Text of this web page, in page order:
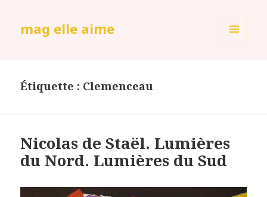
mag elle aime
Étiquette : Clemenceau
Nicolas de Staël. Lumières
du Nord. Lumières du Sud